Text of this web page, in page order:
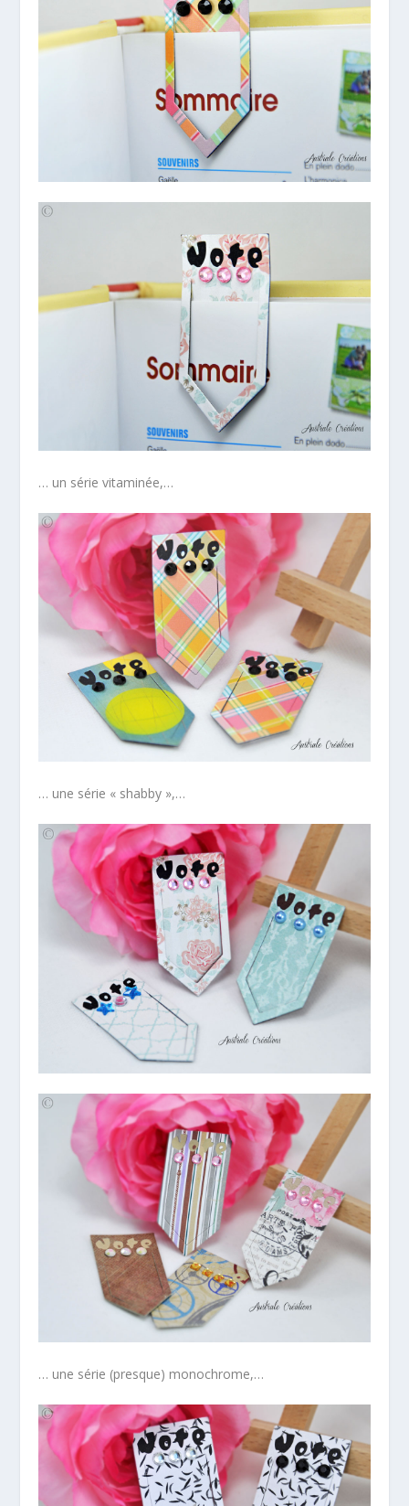
… un série vitaminée,…
… une série « shabby »,…
… une série (presque) monochrome,…